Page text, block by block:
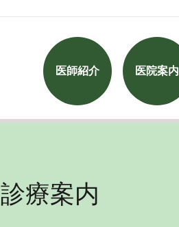
医師紹介 医院案内
診療案内